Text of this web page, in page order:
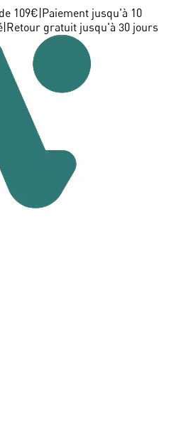
109€ Paiement jusqu'à 10
Retour gratuit jusqu'à 30 jours